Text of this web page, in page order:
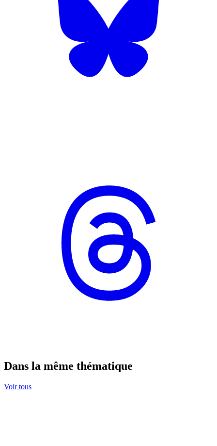
Dans la même thématique
Voir tous